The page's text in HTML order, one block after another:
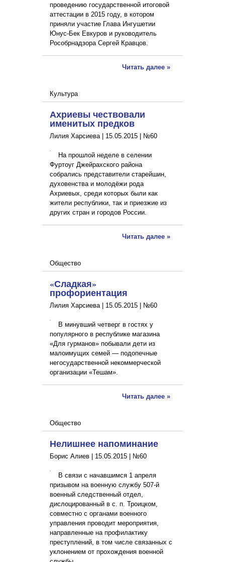
проведению государственной итоговой
аттестации в 2015 году, в котором
приняли участие Глава Ингушетии
Юнус-Бек Евкуров и руководитель
Рособрнадзора Сергей Кравцов.
Читать далее »
Культура
Ахриевы чествовали
именитых предков
Лилия Харсиева | 15.05.2015 №60
На прошлой неделе в селении
Фуртоуг Джейрахского района
собрались представители старейшин,
духовенства и молодёжи рода
Ахриевых, среди которых были как
жители республики, так и приезжие из
других стран и городов России.
Читать далее »
Общество
«Сладкая»
профориентация
Лилия Харсиева | 15.05.2015 №60
В минувший четверг в гостях у
популярного в республике магазина
«Для гурманов» побывали дети из
малоимущих семей — подопечные
негосударственной некоммерческой
организации «Тешам».
Читать далее »
Общество
Нелишнее напоминание
Борис Алиев | 15.05.2015 №60
В связи с начавшимся 1 апреля
призывом на военную службу 507-й
военный следственный отдел,
дислоцированный в с. п. Троицком,
совместно с органами военного
управления проводит мероприятия,
направленные на профилактику
преступлений, в том числе связанных с
уклонением от прохождения военной